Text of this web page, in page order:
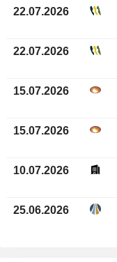
22.07.2026
22.07.2026
15.07.2026
15.07.2026
10.07.2026
25.06.2026